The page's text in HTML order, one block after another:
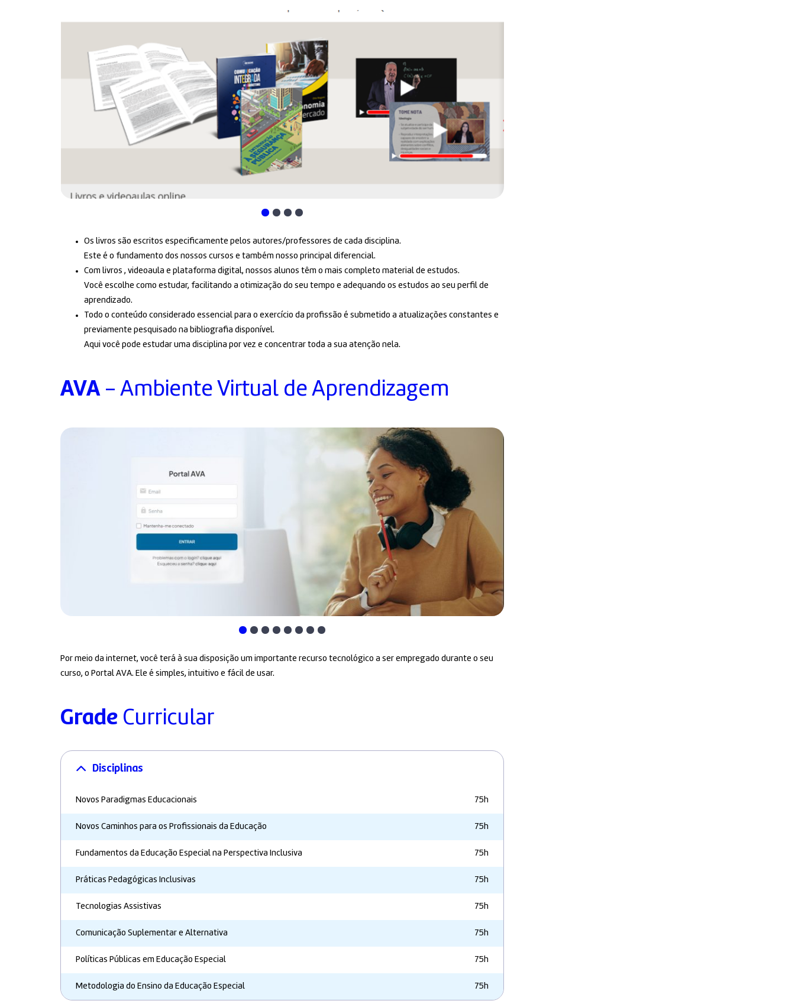
Os livros são escritos especificamente pelos autores/professores de cada disciplina.
Este é o fundamento dos nossos cursos e também nosso principal diferencial.
Com livros , videoaula e plataforma digital, nossos alunos têm o mais completo material de estudos.
Você escolhe como estudar, facilitando a otimização do seu tempo e adequando os estudos ao seu perfil de
aprendizado.
Todo o conteúdo considerado essencial para o exercício da profissão é submetido a atualizações constantes e
previamente pesquisado na bibliografia disponível.
Aqui você pode estudar uma disciplina por vez e concentrar toda a sua atenção nela.
AVA- Ambiente Virtual de Aprendizagem
Por meio da internet, você terá à sua disposição um importante recurso tecnológico a ser empregado durante o seu
curso, o Portal AVA. Ele é simples, intuitivo e fácil de usar.
Grade Curricular
Disciplinas
Novos Paradigmas Educacionais 75h
Novos Caminhos para os Profissionais da Educação 75h
Fundamentos da Educação Especial na Perspectiva Inclusiva 75h
Práticas Pedagógicas Inclusivas 75h
Tecnologias Assistivas 75h
Comunicação Suplementar e Alternativa 75h
Políticas Públicas em Educação Especial 75h
Metodologia do Ensino da Educação Especial 75h